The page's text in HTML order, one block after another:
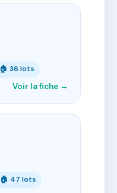
🏠 36 lots
Voir la fiche →
🏠 47 lots